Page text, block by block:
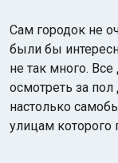
Сам городок не
были бы
не так много.
осмотреть за пол
настолько
улицам которого